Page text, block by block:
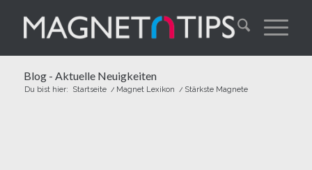
Blog - Aktuelle Neuigkeiten
Du bist hier: Startseite / Magnet Lexikon / Stärkste Magnete